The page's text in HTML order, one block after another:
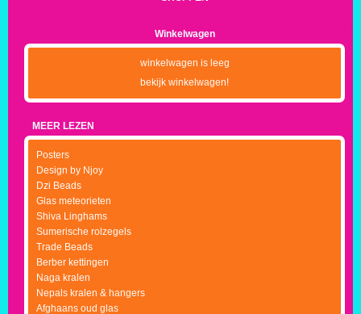
Winkelwagen
winkelwagen is leeg
bekijk winkelwagen!
MEER LEZEN
Posters
Design by Njoy
Dzi Beads
Glas meteorieten
Shiva Linghams
Sumerische rolzegels
Trade Beads
Berber kettingen
Naga kralen
Nepals kralen & hangers
Afghaans oud glas